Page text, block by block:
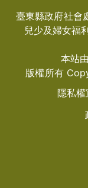
臺東縣政府社會
兒少及婦女福
本站
版權所有
隱私權